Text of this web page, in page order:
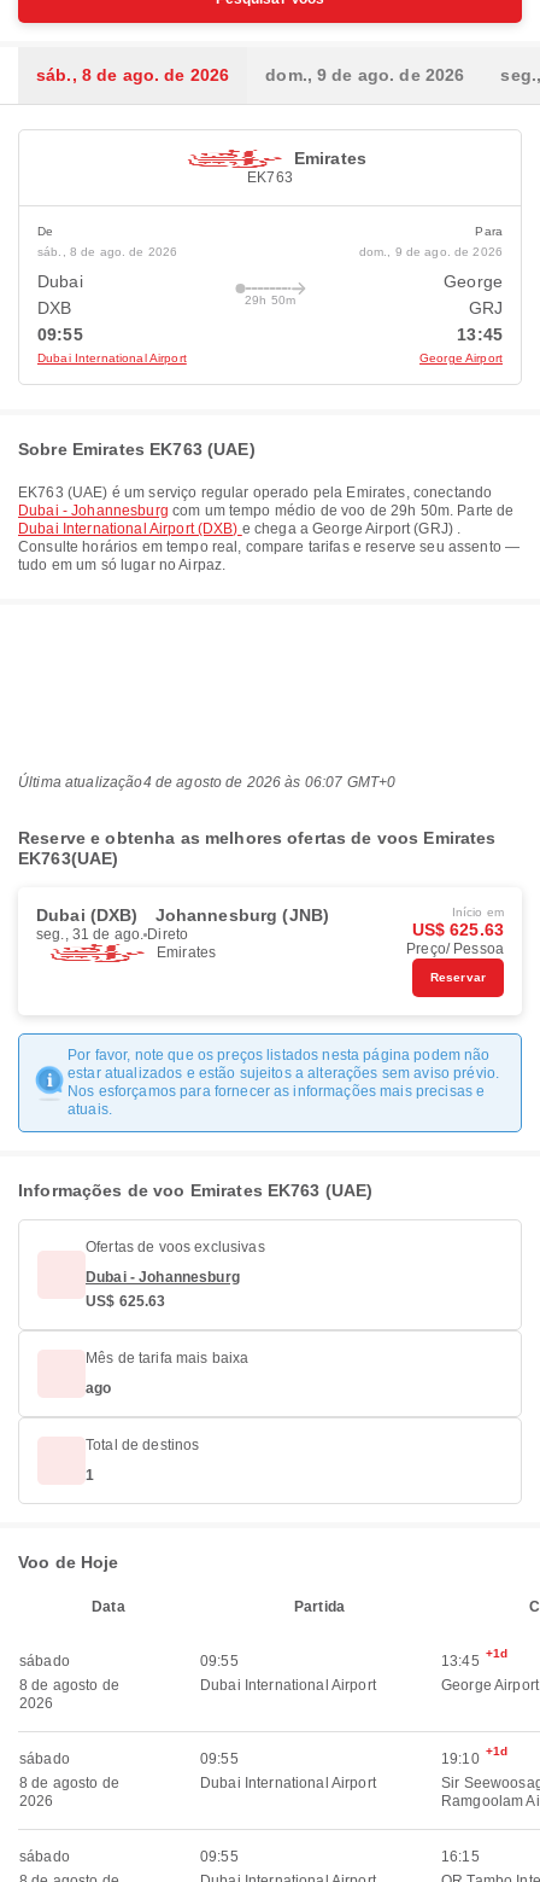
sáb., 8 de ago. de 2026 dom., 9 de ago. de 2026
Emirates
EK763
De
sáb., 8 de ago. de 2026
Dubai
DXB
09:55
Dubai International Airport
29h 50m
Para
dom., 9 de ago. de 2026
George
GRJ
13:45
George Airport
Sobre Emirates EK763 (UAE)
EK763 (UAE) é um serviço regular operado pela Emirates, conectando
Dubai - Johannesburg com um tempo médio de voo de29h 50m. Parte de
Dubai International Airport (DXB) e chega aGeorge Airport (GRJ) .
Consulte horários em tempo real, compare tarifas e reserve seu assento —
tudo em um só lugar no Airpaz.
Última atualização4 de agosto de 2026 às 06:07 GMT+0
Reserve e obtenha as melhores ofertas de voos Emirates
EK763(UAE)
Dubai (DXB) Johannesburg (JNB)
seg., 31 de ago. Direto
Emirates
Início em
US$ 625.63
Preço/ Pessoa
Reservar
Por favor, note que os preços listados nesta página podem não
estar atualizados e estão sujeitos a alterações sem aviso prévio.
Nos esforçamos para fornecer as informações mais precisas e
atuais.
Informações de voo Emirates EK763 (UAE)
Ofertas de voos exclusivas
Dubai - Johannesburg
US$ 625.63
Mês de tarifa mais baixa
ago
Total de destinos
1
Voo de Hoje
Data Partida
sábado
8 de agosto de
2026
09:55
Dubai International Airport
13:45 +1d
George Airport
sábado
8 de agosto de
2026
09:55
Dubai International Airport
19:10 +1d
Sir
Ramgoolam
sábado
09:55
16:15